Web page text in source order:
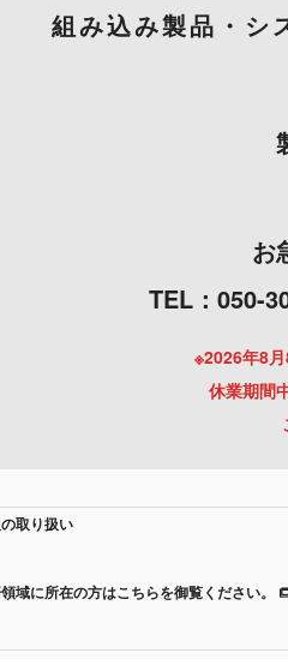
組み込み製品・シ
お
TEL：050-
※2026年8
休業期間
取り扱い
域に所在の方はこちらを御覧ください。